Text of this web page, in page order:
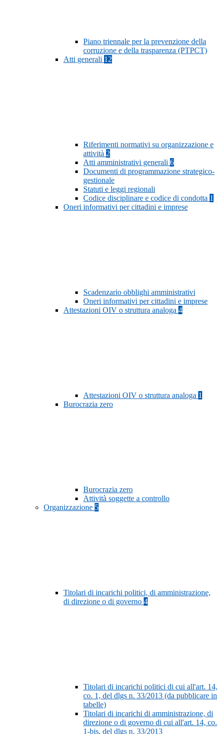
Piano triennale per la prevenzione della
corruzione e della trasparenza (PTPCT)
Atti generali 12
Riferimenti normativi su organizzazione e
attività 2
Atti amministrativi generali 6
Documenti di programmazione strategico-
gestionale
Statuti e leggi regionali
Codice disciplinare e codice di condotta 1
Oneri informativi per cittadini e imprese
Scadenzario obblighi amministrativi
Oneri informativi per cittadini e imprese
Attestazioni OIV o struttura analoga 4
Attestazioni OIV o struttura analoga 1
Burocrazia zero
Burocrazia zero
Attività soggette a controllo
Organizzazione 5
Titolari di incarichi politici, di amministrazione,
di direzione o di governo 4
Titolari di incarichi politici di cui all'art. 14,
co. 1, del dlgs n. 33/2013 (da pubblicare in
tabelle)
Titolari di incarichi di amministrazione, di
direzione o di governo di cui all'art. 14, co.
1-bis, del dlgs n. 33/2013